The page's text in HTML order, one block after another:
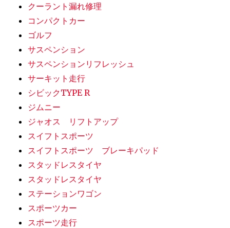
クーラント漏れ修理
コンパクトカー
ゴルフ
サスペンション
サスペンションリフレッシュ
サーキット走行
シビックTYPE R
ジムニー
ジャオス リフトアップ
スイフトスポーツ
スイフトスポーツ ブレーキパッド
スタッドレスタイヤ
スタッドレスタイヤ
ステーションワゴン
スポーツカー
スポーツ走行